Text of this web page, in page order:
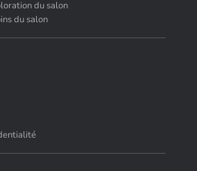
du salon
du salon